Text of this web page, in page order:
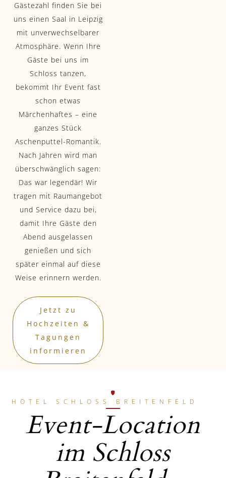
Gästezahl finden Sie bei
uns einen Saal in Leipzig
mit unverwechselbarer
Atmosphäre. Wenn Ihre
Gäste bei uns im
Schloss tanzen,
bekommt Ihr Event fast
schon etwas
Märchenhaftes – eine
ganzes Stück
Aschenputtel-Romantik.
Nach Jahren wird man
überschwänglich sagen:
Das war legendär! Wir
tragen mit Raumangebot
und Service dazu bei,
damit Ihre Gäste den
Abend ausgelassen
genießen und sich
später einmal auf diese
Weise erinnern werden.
Jetzt zu
Hochzeiten &
Tagungen
informieren
HOTEL SCHLOSS BREITENFELD
Event-Location
im Schloss